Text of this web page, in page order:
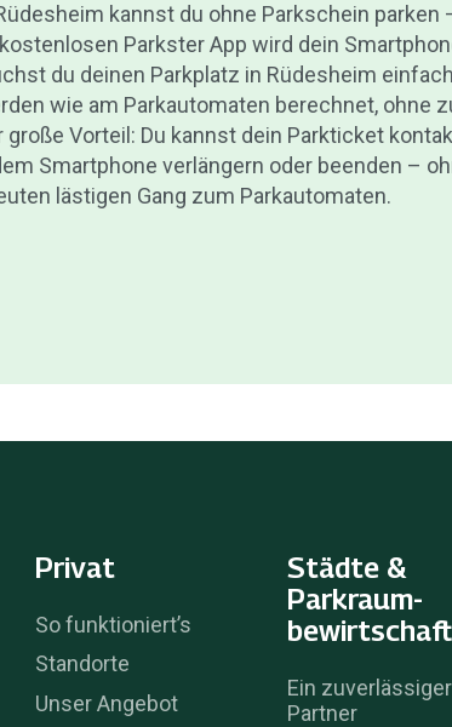
kannst du ohne Parkschein parken
Parkster App wird dein
du deinen Parkplatz in Rüdesheim
wie am Parkautomaten berechnet, ohne
große Vorteil: Du kannst dein Parkticket
Smartphone verlängern oder beenden –
lästigen Gang zum Parkautomaten.
Privat
So funktioniert’s
Standorte
Unser Angebot
Städte &
Parkraum­
Ein zuverlässiger
Partner